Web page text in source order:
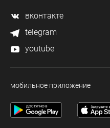
вконтакте
telegram
youtube
мобильное приложение